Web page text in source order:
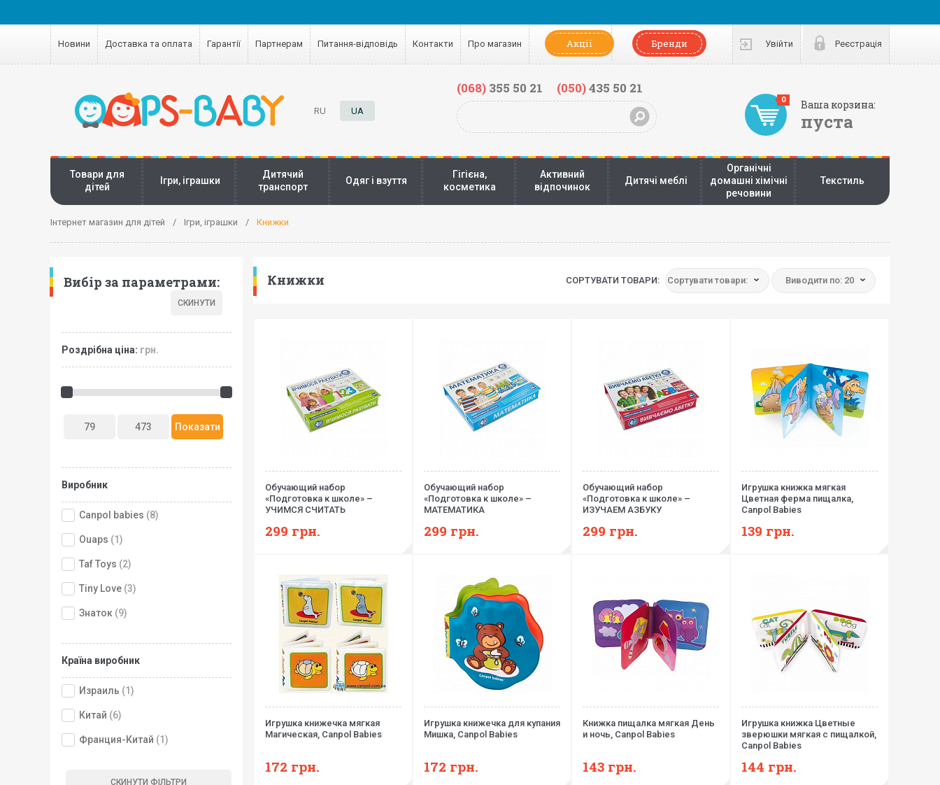
Увійти Реєстрація
Новини Доставка та оплата Гарантії Партнерам Питання-відповідь Контакти Про магазин Акції Бренди
Ваша корзина:
пуста
0
RU UA
(068)355 50 21 (050)435 50 21
Товари для
дітей
Ігри, іграшки
Дитячий
транспорт
Одяг і взуття
Гігієна,
косметика
Активний
відпочинок
Дитячі меблі
Органічні
домашні хімічні
речовини
Текстиль
Інтернет магазин для дітей Ігри, іграшки Книжки
Вибір за параметрами:
Роздрібна ціна: грн.
Виробник
Canpol babies (8)
Ouaps (1)
Taf Toys (2)
Tiny Love (3)
Знаток (9)
Країна виробник
Израиль (1)
Китай (6)
Франция-Китай (1)
Книжки СОРТУВАТИ ТОВАРИ: Сортувати товари: Виводити по: 20
Обучающий набор
«Подготовка к школе» –
УЧИМСЯ СЧИТАТЬ
299 грн.
Обучающий набор
«Подготовка к школе» –
МАТЕМАТИКА
299 грн.
Обучающий набор
«Подготовка к школе» –
ИЗУЧАЕМ АЗБУКУ
299 грн.
Игрушка книжка мягкая
Цветная ферма пищалка,
Canpol Babies
139 грн.
Игрушка книжечка мягкая
Магическая, Canpol Babies
172 грн.
Игрушка книжечка для купания
Мишка, Canpol Babies
172 грн.
Книжка пищалка мягкая День
и ночь, Canpol Babies
143 грн.
Игрушка книжка Цветные
зверюшки мягкая с пищалкой,
Canpol Babies
144 грн.